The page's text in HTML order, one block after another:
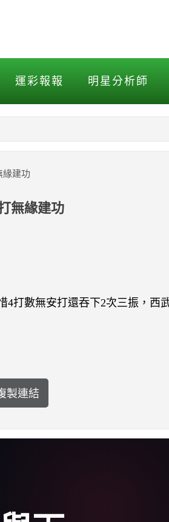
無安打無緣建
運彩報報 明星分析師
緣建功
無緣建功
4打數無安打還吞下2次三振，西
製連結